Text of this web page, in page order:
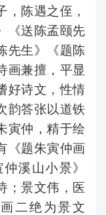
陈遇之侄，
《送陈孟颐先
先生》《题陈
画兼擅，平显
好诗文，性情
韵答张以道铁
寅仲，精于绘
《题朱寅仲画
溪山小景》
；景文伟，医
二绝为景文